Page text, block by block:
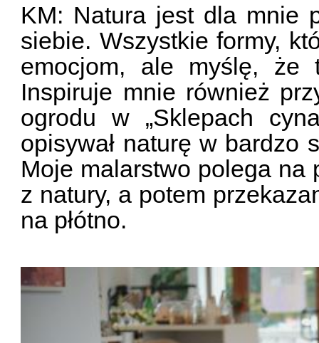
KM: Natura jest dla mnie
siebie. Wszystkie formy,
emocjom, ale myślę, że
Inspiruje mnie również
ogrodu w „Sklepach
opisywał naturę w bardzo
Moje malarstwo polega na
z natury, a potem
na płótno.